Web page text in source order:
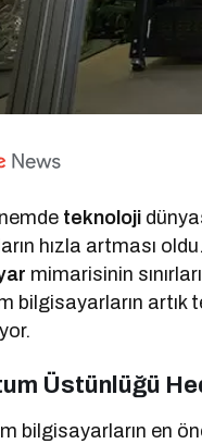
teknoloji
hızla artması
mimarisinin
bilgisayarların artık
Üstünlüğü
bilgisayarların en